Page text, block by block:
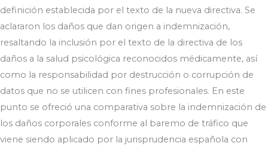
definición establecida por el texto de la nueva directiva. Se
aclararon los daños que dan origen a indemnización,
resaltando la inclusión por el texto de la directiva de los
daños a la salud psicológica reconocidos médicamente, así
como la responsabilidad por destrucción o corrupción de
datos que no se utilicen con fines profesionales. En este
punto se ofreció una comparativa sobre la indemnización de
los daños corporales conforme al baremo de tráfico que
viene siendo aplicado por la jurisprudencia española con